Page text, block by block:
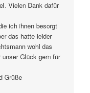
Vielen Dank dafür
ich ihnen besorgt
das hatte leider
wohl das
Glück gern für
Grüße